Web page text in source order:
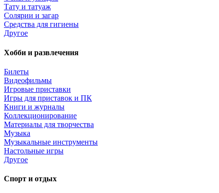
Тату и татуаж
Солярии и загар
Средства для гигиены
Другое
Хобби и развлечения
Билеты
Видеофильмы
Игровые приставки
Игры для приставок и ПК
Книги и журналы
Коллекционирование
Материалы для творчества
Музыка
Музыкальные инструменты
Настольные игры
Другое
Спорт и отдых